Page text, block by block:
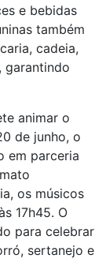
e bebidas
também
cadeia,
garantindo
animar o
de junho, o
em parceria
os músicos
17h45. O
para celebrar
sertanejo e